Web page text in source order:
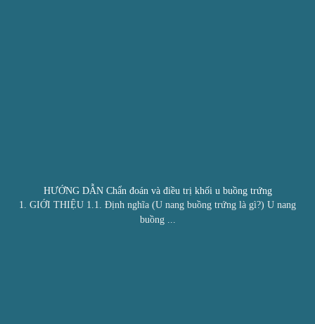
HƯỚNG DẪN Chẩn đoán và điều trị khối u buồng trứng
1. GIỚI THIỆU 1.1. Định nghĩa (U nang buồng trứng là gì?) U nang
buồng ...